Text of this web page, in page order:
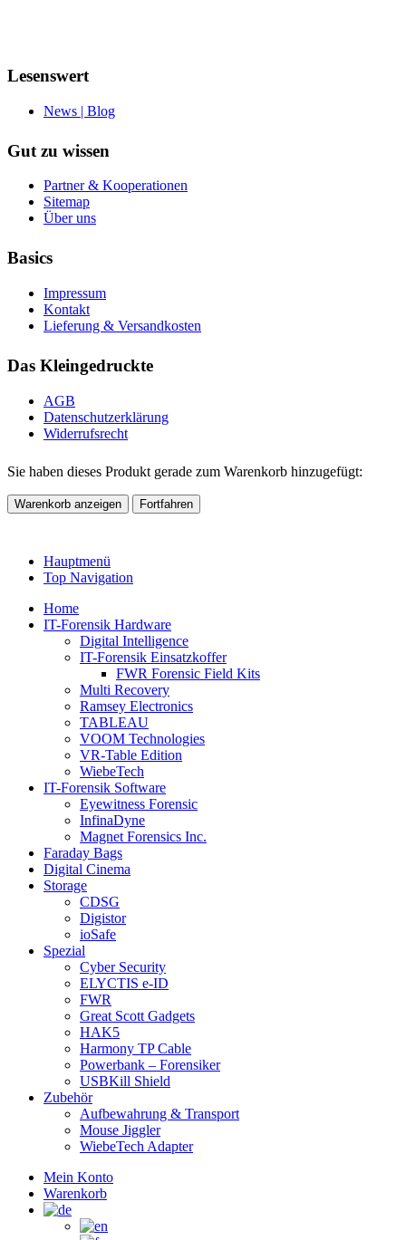
Lesenswert
News | Blog
Gut zu wissen
Partner & Kooperationen
Sitemap
Über uns
Basics
Impressum
Kontakt
Lieferung & Versandkosten
Das Kleingedruckte
AGB
Datenschutzerklärung
Widerrufsrecht
Sie haben dieses Produkt gerade zum Warenkorb hinzugefügt:
Warenkorb anzeigen Fortfahren
Hauptmenü
Top Navigation
Home
IT-Forensik Hardware
Digital Intelligence
IT-Forensik Einsatzkoffer
FWR Forensic Field Kits
Multi Recovery
Ramsey Electronics
TABLEAU
VOOM Technologies
VR-Table Edition
WiebeTech
IT-Forensik Software
Eyewitness Forensic
InfinaDyne
Magnet Forensics Inc.
Faraday Bags
Digital Cinema
Storage
CDSG
Digistor
ioSafe
Spezial
Cyber Security
ELYCTIS e-ID
FWR
Great Scott Gadgets
HAK5
Harmony TP Cable
Powerbank – Forensiker
USBKill Shield
Zubehör
Aufbewahrung & Transport
Mouse Jiggler
WiebeTech Adapter
Mein Konto
Warenkorb